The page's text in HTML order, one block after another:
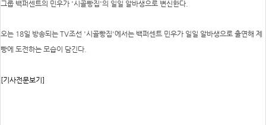
그룹 백퍼센트의 민우가 '시골빵집'의 일일 알바생으로 변신한다.
오는 18일 방송되는 TV조선 '시골빵집'에서는 백퍼센트 민우가 일일 알바생으로 출연해 제
빵에 도전하는 모습이 담긴다.
[기사전문보기]